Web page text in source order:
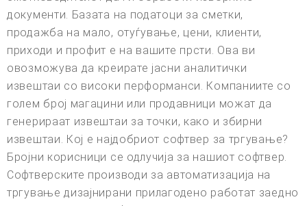
документи. Базата на податоци за сметки,
продажба на мало, отуѓување, цени, клиенти,
приходи и профит е на вашите прсти. Ова ви
овозможува да креирате јасни аналитички
извештаи со високи перформанси. Компаниите со
голем број магацини или продавници можат да
генерираат извештаи за точки, како и збирни
извештаи. Кој е најдобриот софтвер за тргување?
Бројни корисници се одлучија за нашиот софтвер.
Софтверските производи за автоматизација на
тргување дизајнирани прилагодено работат заедно